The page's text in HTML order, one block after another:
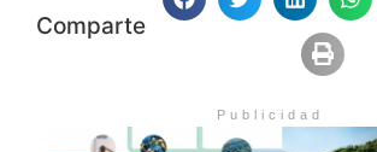
Comparte
Publicidad